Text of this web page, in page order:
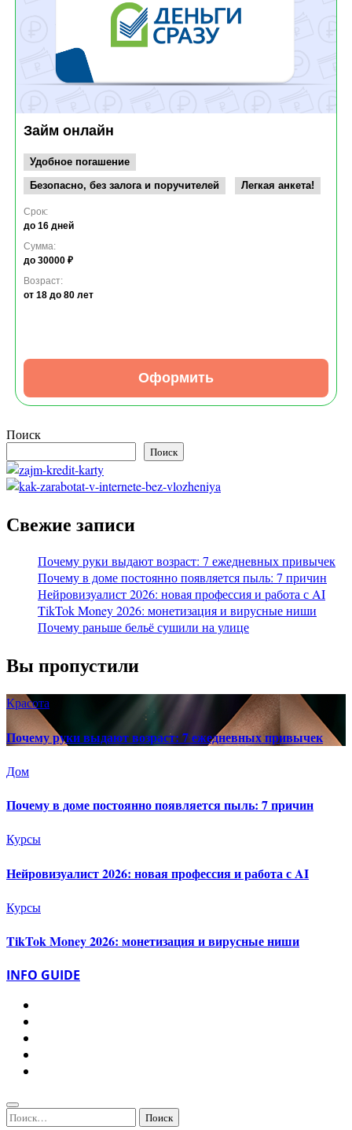
Займ онлайн
Удобное погашение
Безопасно, без залога и поручителей
Легкая анкета!
Срок:
до 16 дней
Сумма:
до 30000 ₽
Возраст:
от 18 до 80 лет
Оформить
Поиск
Поиск
Свежие записи
Почему руки выдают возраст: 7 ежедневных привычек
Почему в доме постоянно появляется пыль: 7 причин
Нейровизуалист 2026: новая профессия и работа с AI
TikTok Money 2026: монетизация и вирусные ниши
Почему раньше бельё сушили на улице
Вы пропустили
Красота
Почему руки выдают возраст: 7 ежедневных привычек
Дом
Почему в доме постоянно появляется пыль: 7 причин
Курсы
Нейровизуалист 2026: новая профессия и работа с AI
Курсы
TikTok Money 2026: монетизация и вирусные ниши
INFO GUIDE
Найти: